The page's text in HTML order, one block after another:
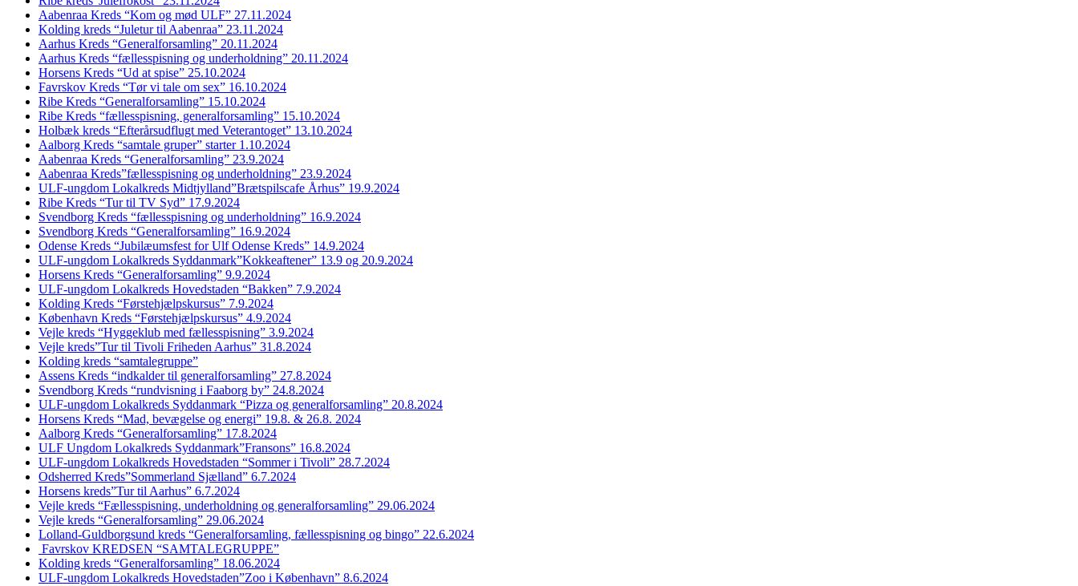
Aabenraa Kreds “Kom og mød ULF” 27.11.2024
Kolding kreds “Juletur til Aabenraa” 23.11.2024
Aarhus Kreds “Generalforsamling” 20.11.2024
Aarhus Kreds “fællesspisning og underholdning” 20.11.2024
Horsens Kreds “Ud at spise” 25.10.2024
Favrskov Kreds “Tør vi tale om sex” 16.10.2024
Ribe Kreds “Generalforsamling” 15.10.2024
Ribe Kreds “fællesspisning, generalforsamling” 15.10.2024
Holbæk kreds “Efterårsudflugt med Veterantoget” 13.10.2024
Aalborg Kreds “samtale gruper” starter 1.10.2024
Aabenraa Kreds “Generalforsamling” 23.9.2024
Aabenraa Kreds”fællesspisning og underholdning” 23.9.2024
ULF-ungdom Lokalkreds Midtjylland”Brætspilscafe Århus” 19.9.2024
Ribe Kreds “Tur til TV Syd” 17.9.2024
Svendborg Kreds “fællesspisning og underholdning” 16.9.2024
Svendborg Kreds “Generalforsamling” 16.9.2024
Odense Kreds “Jubilæumsfest for Ulf Odense Kreds” 14.9.2024
ULF-ungdom Lokalkreds Syddanmark”Kokkeaftener” 13.9 og 20.9.2024
Horsens Kreds “Generalforsamling” 9.9.2024
ULF-ungdom Lokalkreds Hovedstaden “Bakken” 7.9.2024
Kolding Kreds “Førstehjælpskursus” 7.9.2024
København Kreds “Førstehjælpskursus” 4.9.2024
Vejle kreds “Hyggeklub med fællesspisning” 3.9.2024
Vejle kreds”Tur til Tivoli Friheden Aarhus” 31.8.2024
Kolding kreds “samtalegruppe”
Assens Kreds “indkalder til generalforsamling” 27.8.2024
Svendborg Kreds “rundvisning i Faaborg by” 24.8.2024
ULF-ungdom Lokalkreds Syddanmark “Pizza og generalforsamling” 20.8.2024
Horsens Kreds “Mad, bevægelse og energi” 19.8. & 26.8. 2024
Aalborg Kreds “Generalforsamling” 17.8.2024
ULF Ungdom Lokalkreds Syddanmark”Fransons” 16.8.2024
ULF-ungdom Lokalkreds Hovedstaden “Sommer i Tivoli” 28.7.2024
Odsherred Kreds”Sommerland Sjælland” 6.7.2024
Horsens kreds”Tur til Aarhus” 6.7.2024
Vejle kreds “Fællesspisning, underholdning og generalforsamling” 29.06.2024
Vejle kreds “Generalforsamling” 29.06.2024
Lolland-Guldborgsund kreds “Generalforsamling, fællesspisning og bingo” 22.6.2024
Favrskov KREDSEN “SAMTALEGRUPPE”
Kolding kreds “Generalforsamling” 18.06.2024
ULF-ungdom Lokalkreds Hovedstaden”Zoo i København” 8.6.2024